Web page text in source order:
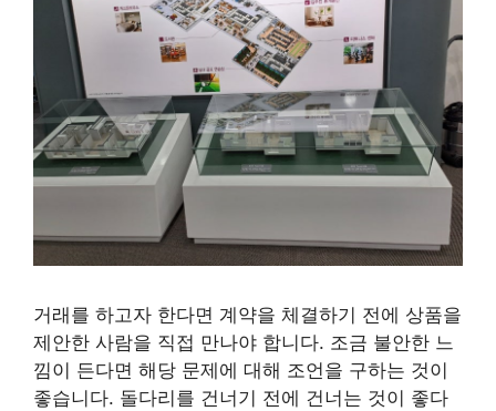
거래를 하고자 한다면 계약을 체결하기 전에 상품을
제안한 사람을 직접 만나야 합니다. 조금 불안한 느
낌이 든다면 해당 문제에 대해 조언을 구하는 것이
좋습니다. 돌다리를 건너기 전에 건너는 것이 좋다